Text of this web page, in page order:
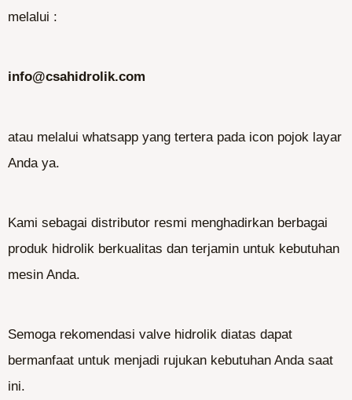
melalui :
info@csahidrolik.com
atau melalui whatsapp yang tertera pada icon pojok layar
Anda ya.
Kami sebagai distributor resmi menghadirkan berbagai
produk hidrolik berkualitas dan terjamin untuk kebutuhan
mesin Anda.
Semoga rekomendasi valve hidrolik diatas dapat
bermanfaat untuk menjadi rujukan kebutuhan Anda saat
ini.